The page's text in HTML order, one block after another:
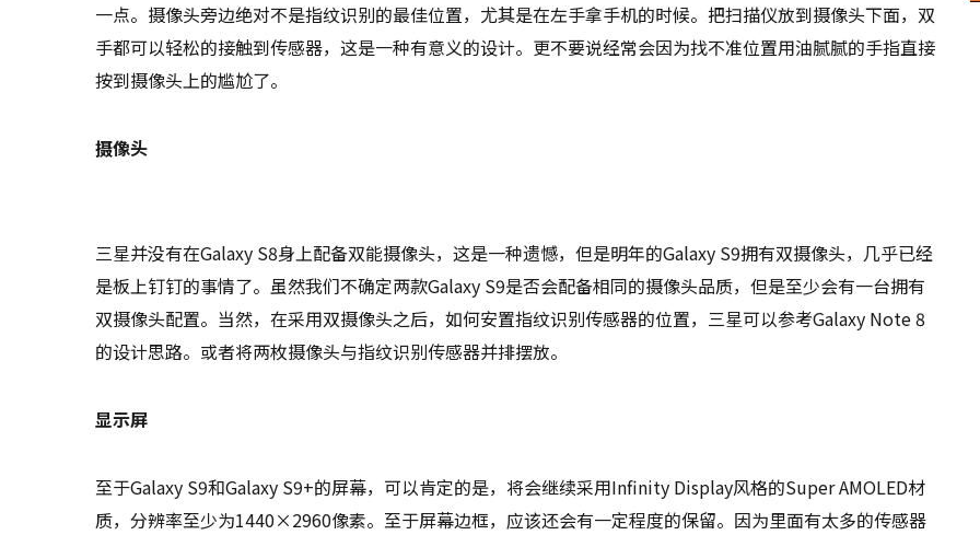
一点。摄像头旁边绝对不是指纹识别的最佳位置，尤其是在左手拿手机的时候。把扫描仪放到摄像头下面，双
手都可以轻松的接触到传感器，这是一种有意义的设计。更不要说经常会因为找不准位置用油腻腻的手指直接
按到摄像头上的尴尬了。
摄像头
三星并没有在Galaxy S8身上配备双能摄像头，这是一种遗憾，但是明年的Galaxy S9拥有双摄像头，几乎已经
是板上钉钉的事情了。虽然我们不确定两款Galaxy S9是否会配备相同的摄像头品质，但是至少会有一台拥有
双摄像头配置。当然，在采用双摄像头之后，如何安置指纹识别传感器的位置，三星可以参考Galaxy Note 8
的设计思路。或者将两枚摄像头与指纹识别传感器并排摆放。
显示屏
至于Galaxy S9和Galaxy S9+的屏幕，可以肯定的是，将会继续采用Infinity Display风格的Super AMOLED材
质，分辨率至少为1440×2960像素。至于屏幕边框，应该还会有一定程度的保留。因为里面有太多的传感器